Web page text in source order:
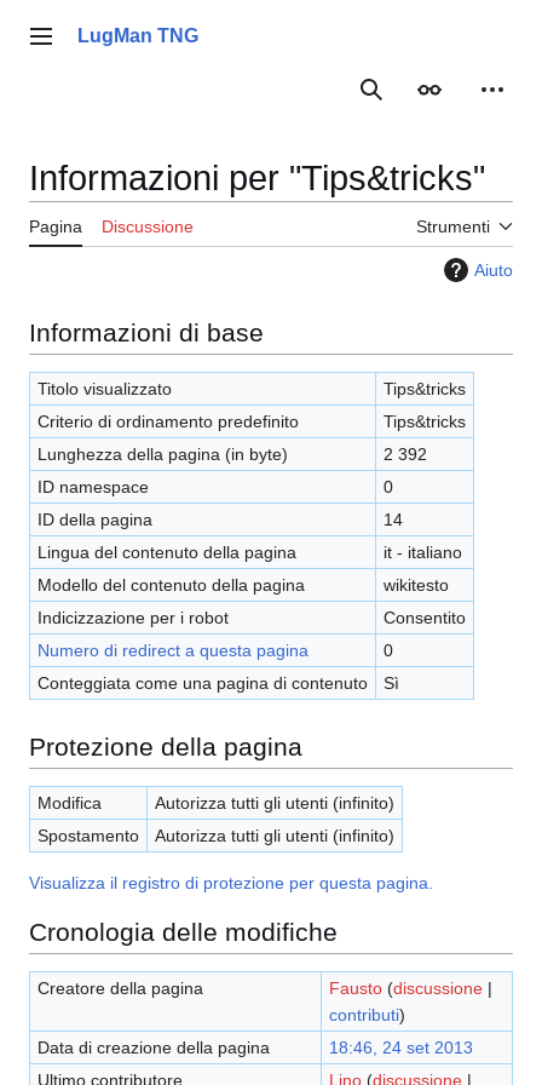
Menu principale
LugMan TNG
RicercaAspetto
Informazioni per "Tips&tricks"
Pagina Discussione Strumenti
Aiuto
Informazioni di base
Titolo visualizzato
Tips&tricks
Criterio di ordinamento predefinito
Tips&tricks
Lunghezza della pagina (in byte)
2 392
ID namespace
0
ID della pagina
14
Lingua del contenuto della pagina
it - italiano
Modello del contenuto della pagina
wikitesto
Indicizzazione per i robot
Consentito
Numero di redirect a questa pagina
0
Conteggiata come una pagina di contenuto
Sì
Protezione della pagina
Modifica
Autorizza tutti gli utenti (infinito)
Spostamento
Autorizza tutti gli utenti (infinito)
Visualizza il registro di protezione per questa pagina.
Cronologia delle modifiche
Creatore della pagina Fausto (discussione|
contributi)
Data di creazione della pagina
18:46, 24 set 2013
Ultimo contributore
Lino (discussione|